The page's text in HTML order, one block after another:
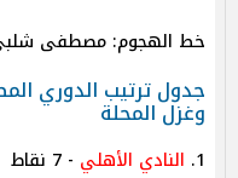
جدول ترتيب الدوري
وغزل المحلة
1. النادي الأهلي - 7 نقاط